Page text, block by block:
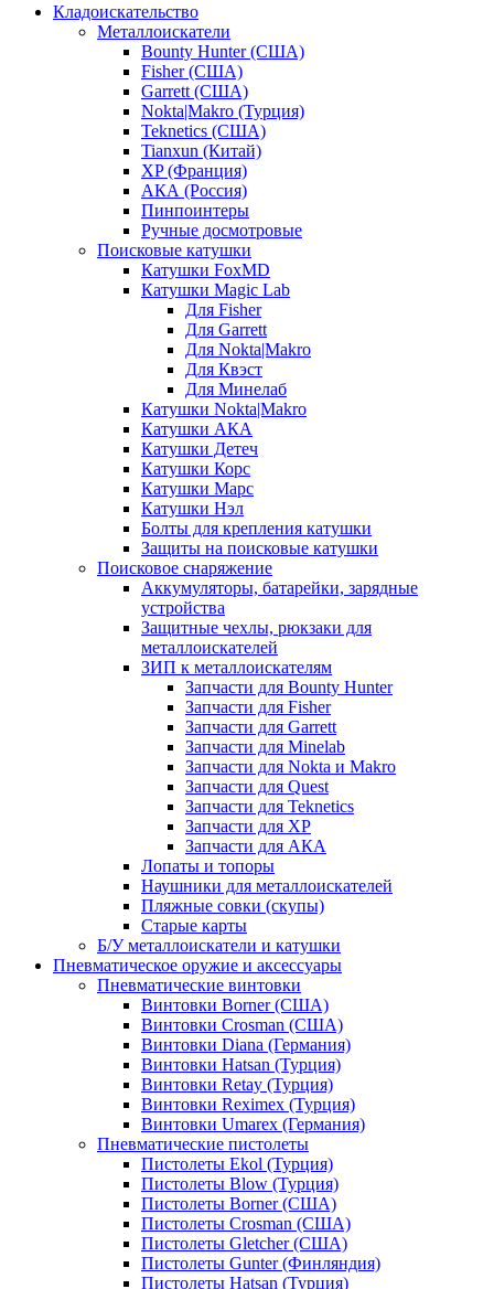
Кладоискательство
Металлоискатели
Bounty Hunter (США)
Fisher (США)
Garrett (США)
Nokta|Makro (Турция)
Teknetics (США)
Tianxun (Китай)
XP (Франция)
АКА (Россия)
Пинпоинтеры
Ручные досмотровые
Поисковые катушки
Катушки FoxMD
Катушки Magic Lab
Для Fisher
Для Garrett
Для Nokta|Makro
Для Квэст
Для Минелаб
Катушки Nokta|Makro
Катушки АКА
Катушки Детеч
Катушки Корс
Катушки Марс
Катушки Нэл
Болты для крепления катушки
Защиты на поисковые катушки
Поисковое снаряжение
Аккумуляторы, батарейки, зарядные
устройства
Защитные чехлы, рюкзаки для
металлоискателей
ЗИП к металлоискателям
Запчасти для Bounty Hunter
Запчасти для Fisher
Запчасти для Garrett
Запчасти для Minelab
Запчасти для Nokta и Makro
Запчасти для Quest
Запчасти для Teknetics
Запчасти для XP
Запчасти для АКА
Лопаты и топоры
Наушники для металлоискателей
Пляжные совки (скупы)
Старые карты
Б/У металлоискатели и катушки
Пневматическое оружие и аксессуары
Пневматические винтовки
Винтовки Borner (США)
Винтовки Crosman (США)
Винтовки Diana (Германия)
Винтовки Hatsan (Турция)
Винтовки Retay (Турция)
Винтовки Reximex (Турция)
Винтовки Umarex (Германия)
Пневматические пистолеты
Пистолеты Ekol (Турция)
Пистолеты Blow (Турция)
Пистолеты Borner (США)
Пистолеты Crosman (США)
Пистолеты Gletcher (США)
Пистолеты Gunter (Финляндия)
Пистолеты Hatsan (Турция)